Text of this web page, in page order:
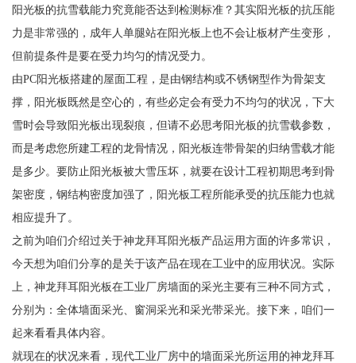
阳光板的抗雪载能力究竟能否达到检测标准？其实阳光板的抗压能
力是非常强的，成年人单腿站在阳光板上也不会让板材产生变形，
但前提条件是要在受力均匀的情况受力。
由PC阳光板搭建的屋面工程，是由钢结构或不锈钢型作为骨架支
撑，阳光板既然是空心的，有些必定会有受力不均匀的状况，下大
雪时会导致阳光板出现裂痕，但请不必思考阳光板的抗雪载参数，
而是考虑您所建工程的龙骨情况，阳光板连带骨架的归纳雪载才能
是多少。要防止阳光板被大雪压坏，就要在设计工程初期思考到骨
架密度，钢结构密度加强了，阳光板工程所能承受的抗压能力也就
相应提升了。
之前为咱们介绍过关于神龙拜耳阳光板产品运用方面的许多常识，
今天想为咱们分享的是关于该产品在现在工业中的应用状况。实际
上，神龙拜耳阳光板在工业厂房墙面的采光主要有三种不同方式，
分别为：全体墙面采光、窗洞采光和采光带采光。接下来，咱们一
起来看看具体内容。
就现在的状况来看，现代工业厂房中的墙面采光所运用的神龙拜耳